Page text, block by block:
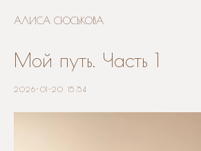
АЛИСА СЮСЬКОВА
Мой путь. Часть 1
2026-01-20 15:54